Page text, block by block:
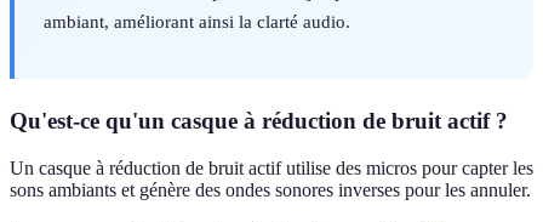
ambiant, améliorant ainsi la clarté audio.
Qu'est-ce qu'un casque à réduction de bruit actif ?
Un casque à réduction de bruit actif utilise des micros pour capter les
sons ambiants et génère des ondes sonores inverses pour les annuler.